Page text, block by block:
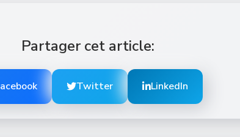
Partager cet article:
Twitter LinkedIn